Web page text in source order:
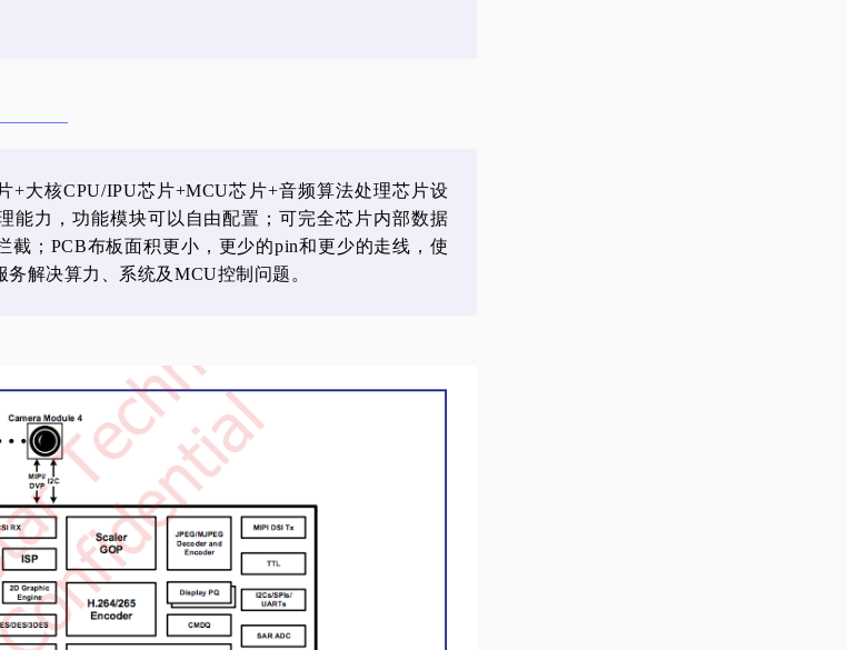
+大核CPU/IPU芯片+MCU芯片+音频算法处理芯片设
能力，功能模块可以自由配置；可完全芯片内部数据
截；PCB布板面积更小，更少的pin和更少的走线，使
解决算力、系统及MCU控制问题。